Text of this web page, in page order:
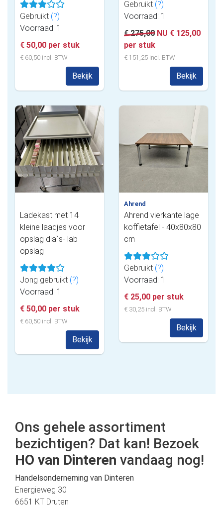
Gebruikt (?)
Voorraad: 1
€ 50,00 per stuk
€ 60,50 incl. BTW
Bekijk
Gebruikt (?)
Voorraad: 1
€ 275,00 NU € 125,00
per stuk
€ 151,25 incl. BTW
Bekijk
Ladekast met 14
kleine laadjes voor
opslag dia`s- lab
opslag
Jong gebruikt (?)
Voorraad: 1
€ 50,00 per stuk
€ 60,50 incl. BTW
Bekijk
Ahrend
Ahrend vierkante lage
koffietafel - 40x80x80
cm
Gebruikt (?)
Voorraad: 1
€ 25,00 per stuk
€ 30,25 incl. BTW
Bekijk
Ons gehele assortiment
bezichtigen? Dat kan! Bezoek
HO van Dinteren vandaag nog!
Handelsonderneming van Dinteren
Energieweg 30
6651 KT Druten